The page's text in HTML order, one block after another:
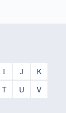
I J
K
T U
V